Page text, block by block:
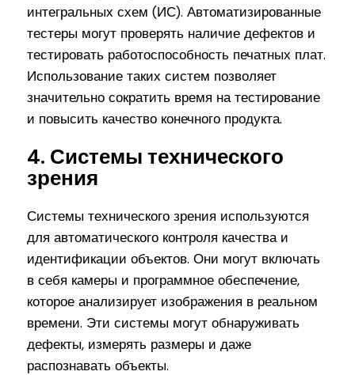
интегральных схем (ИС). Автоматизированные
тестеры могут проверять наличие дефектов и
тестировать работоспособность печатных плат.
Использование таких систем позволяет
значительно сократить время на тестирование
и повысить качество конечного продукта.
4. Системы технического
зрения
Системы технического зрения используются
для автоматического контроля качества и
идентификации объектов. Они могут включать
в себя камеры и программное обеспечение,
которое анализирует изображения в реальном
времени. Эти системы могут обнаруживать
дефекты, измерять размеры и даже
распознавать объекты.